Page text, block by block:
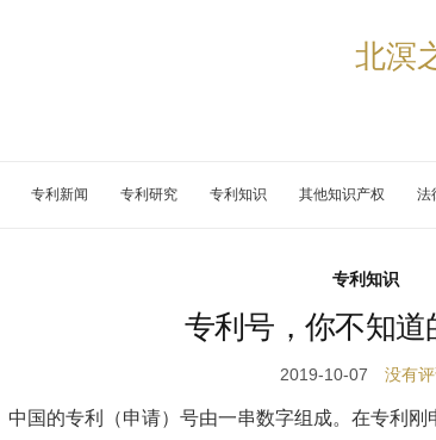
北溟
专利新闻 专利研究 专利知识 其他知识产权 法
专利知识
专利号，你不知道
2019-10-07 没有
中国的专利（申请）号由一串数字组成。在专利